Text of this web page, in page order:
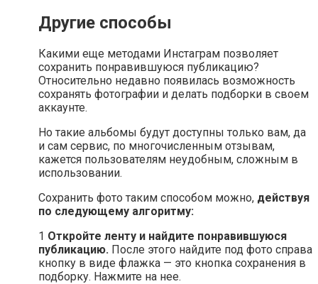
Другие способы
Какими еще методами Инстаграм позволяет
сохранить понравившуюся публикацию?
Относительно недавно появилась возможность
сохранять фотографии и делать подборки в своем
аккаунте.
Но такие альбомы будут доступны только вам, да
и сам сервис, по многочисленным отзывам,
кажется пользователям неудобным, сложным в
использовании.
Сохранить фото таким способом можно, действуя
по следующему алгоритму:
1 Откройте ленту и найдите понравившуюся
публикацию. После этого найдите под фото справа
кнопку в виде флажка — это кнопка сохранения в
подборку. Нажмите на нее.